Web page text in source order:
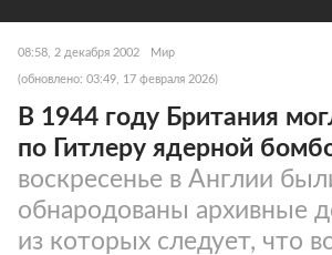
08:58, 2 декабря 2002 Мир
(обновлено: 03:49, 17 февраля 2026)
В 1944 году Британия
по Гитлеру ядерной
воскресенье в Англии
обнародованы архивные
из которых следует, что